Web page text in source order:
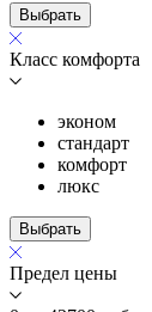
Выбрать
Класс комфорта
эконом
стандарт
комфорт
люкс
Выбрать
Предел цены